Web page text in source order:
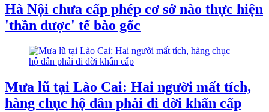
Hà Nội chưa cấp phép cơ sở nào thực hiện
'thần dược' tế bào gốc
Mưa lũ tại Lào Cai: Hai người mất tích,
hàng chục hộ dân phải di dời khẩn cấp